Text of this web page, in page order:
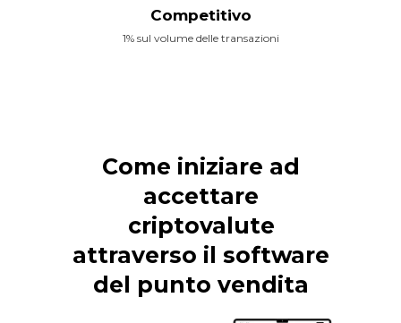
1% sul volume delle transazioni
Competitivo
Come iniziare ad
accettare
criptovalute
attraverso il software
del punto vendita